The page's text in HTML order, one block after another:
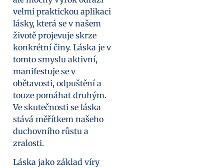
velmi praktickou aplikaci
lásky, která se v našem
životě projevuje skrze
konkrétní činy. Láska je v
tomto smyslu aktivní,
manifestuje se v
obětavosti, odpuštění a
touze pomáhat druhým.
Ve skutečnosti se láska
stává měřítkem našeho
duchovního růstu a
zralosti.
Láska jako základ víry